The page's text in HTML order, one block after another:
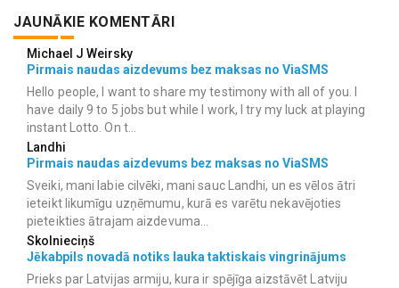
JAUNĀKIE KOMENTĀRI
Michael J Weirsky
Pirmais naudas aizdevums bez maksas no ViaSMS
Hello people, I want to share my testimony with all of you. I
have daily 9 to 5 jobs but while I work, I try my luck at playing
instant Lotto. On t...
Landhi
Pirmais naudas aizdevums bez maksas no ViaSMS
Sveiki, mani labie cilvēki, mani sauc Landhi, un es vēlos ātri
ieteikt likumīgu uzņēmumu, kurā es varētu nekavējoties
pieteikties ātrajam aizdevuma...
Skolnieciņš
Jēkabpils novadā notiks lauka taktiskais vingrinājums
Prieks par Latvijas armiju, kura ir spējīga aizstāvēt Latviju